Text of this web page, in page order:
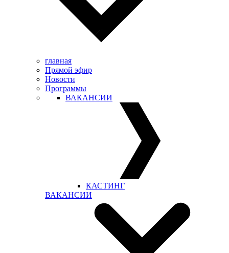
главная
Прямой эфир
Новости
Программы
ВАКАНСИИ
КАСТИНГ
ВАКАНСИИ